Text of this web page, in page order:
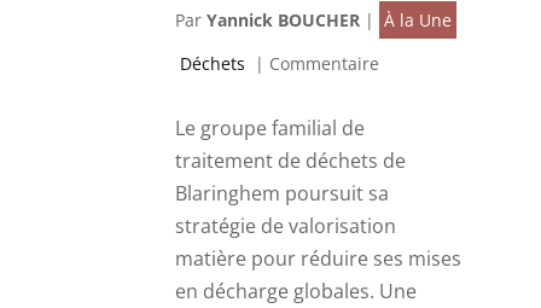
Par Yannick BOUCHER| À la Une
Déchets
| Commentaire
Le groupe familial de
traitement de déchets de
Blaringhem poursuit sa
stratégie de valorisation
matière pour réduire ses mises
en décharge globales. Une